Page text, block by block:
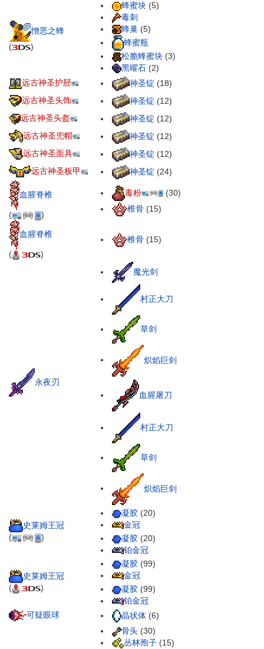
憎恶之蜂
(
)
蜂蜜块 (5)
毒刺
蜂巢 (5)
蜂蜜瓶
松脆蜂蜜块 (3)
黑曜石 (2)
远古神圣护胫
神圣锭 (18)
远古神圣头饰
神圣锭 (12)
远古神圣头盔
神圣锭 (12)
远古神圣兜帽
神圣锭 (12)
远古神圣面具
神圣锭 (12)
远古神圣板甲
神圣锭 (24)
血腥脊椎
( )
毒粉
(30)
椎骨 (15)
血腥脊椎
( )
椎骨 (15)
永夜刃
魔光剑
村正大刀
草剑
炽焰巨剑
血腥屠刀
村正大刀
草剑
炽焰巨剑
史莱姆王冠
(
)
凝胶 (20)
金冠
凝胶 (20)
铂金冠
史莱姆王冠
(
)
凝胶 (99)
金冠
凝胶 (99)
铂金冠
可疑眼球
晶状体 (6)
骨头 (30)
丛林孢子 (15)